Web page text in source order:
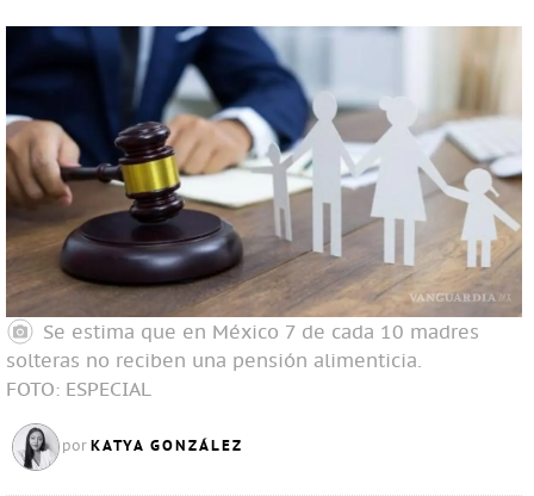
Se estima que en México 7 de cada 10 madres
solteras no reciben una pensión alimenticia.
FOTO: ESPECIAL
por KATYA GONZÁLEZ